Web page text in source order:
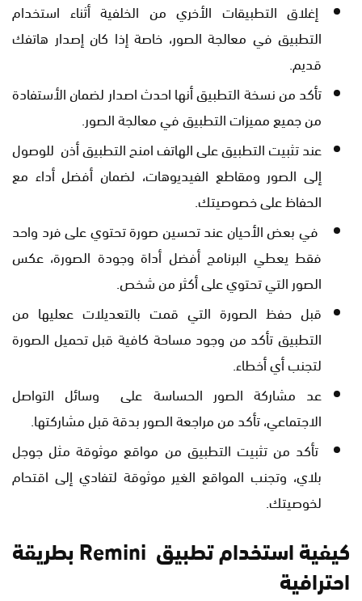
إغلاق التطبيقات الأخري من الخلفية أثناء استخدام
التطبيق في معالجة الصور، خاصة إذا كان إصدار هاتفك
قديم.
تأكد من نسخة التطبيق أنها احدث اصدار لضمان الأستفادة
من جميع مميزات التطبيق في معالجة الصور.
عند تثبيت التطبيق على الهاتف امنح التطبيق أذن للوصول
إلى الصور ومقاطع الفيديوهات، لضمان أفضل أداء مع
الحفاظ على خصوصيتك.
في بعض الأحيان عند تحسين صورة تحتوي على فرد واحد
فقط يعطي البرنامج أفضل أداة وجودة الصورة، عكس
الصور التي تحتوي على أكثر من شخص.
قبل حفظ الصورة التي قمت بالتعديلات ععليها من
التطبيق تأكد من وجود مساحة كافية قبل تحميل الصورة
لتجنب أي أخطاء.
عد مشاركة الصور الحساسة على وسائل التواصل
الاجتماعي، تأكد من مراجعة الصور بدقة قبل مشاركتها.
تأكد من تثبيت التطبيق من مواقع موثوقة مثل جوجل
بلاي، وتجنب المواقع الغير موثوقة لتفادي إلى اقتحام
لخوصيتك.
كيفية استخدام تطبيق Remini بطريقة
احترافية